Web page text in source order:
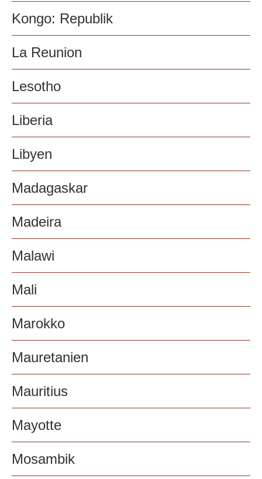
Kongo: Republik
La Reunion
Lesotho
Liberia
Libyen
Madagaskar
Madeira
Malawi
Mali
Marokko
Mauretanien
Mauritius
Mayotte
Mosambik